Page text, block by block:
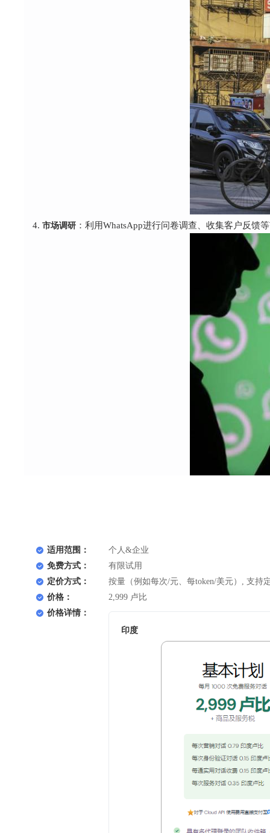
市场调研 ：利用WhatsApp进行问卷调查、收集客户反馈
适用范围：
个人&企业
免费方式：
有限试用
定价方式：
按量（例如每次/元、每token/美元）, 支持
价格：
2,999 卢比
价格详情：
印度